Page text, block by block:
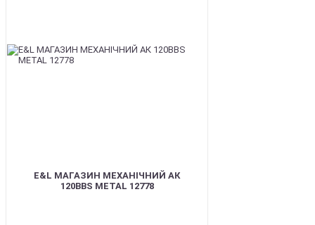
E&L МАГАЗИН МЕХАНІЧНИЙ АК
120BBS METAL 12778